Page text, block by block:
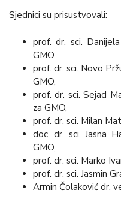
Sjednici su prisustvovali:
prof. dr. sci.
GMO,
prof. dr. sci. Novo
GMO,
prof. dr. sci. Sejad
za GMO,
prof. dr. sci. Milan
doc. dr. sci. Jasna
GMO,
prof. dr. sci. Marko
prof. dr. sci. Jasmin
Armin Čolaković dr.